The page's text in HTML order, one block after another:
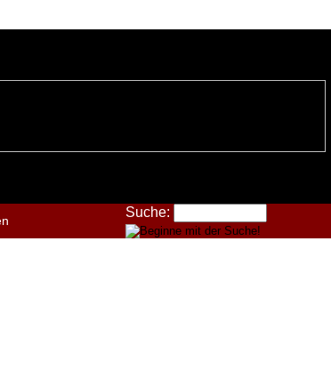
Suche: